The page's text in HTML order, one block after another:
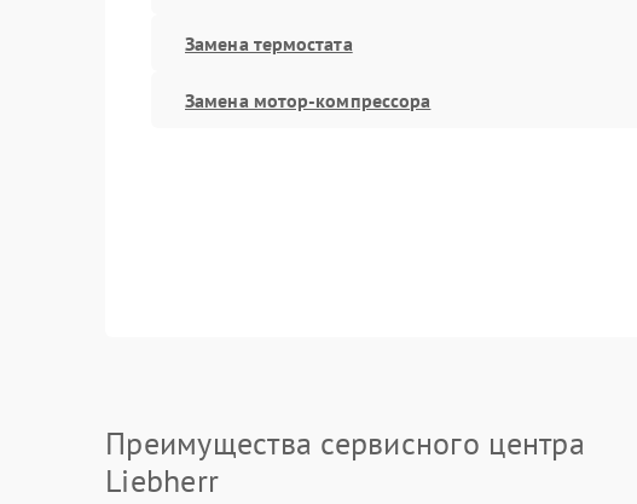
Замена термостата
Замена мотор-компрессора
Преимущества сервисного центра
Liebherr